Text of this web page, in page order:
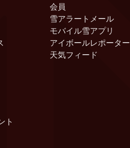
会員
雪アラートメール
モバイル雪アプリ
アイボールレポーター
天気フィード
ト